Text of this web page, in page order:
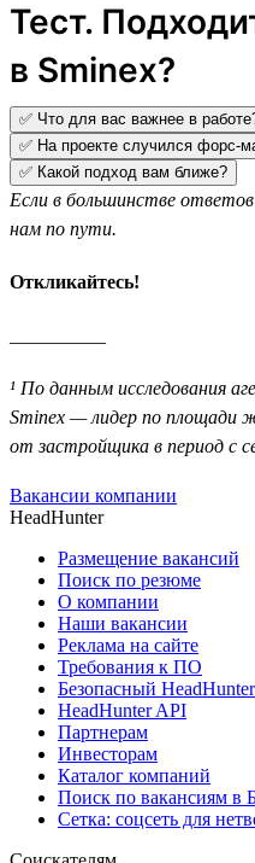
Тест.
в Sminex?
✅ Что для вас важнее в
✅ На проекте случился форс-
✅ Какой подход вам ближе?
Если в большинстве
нам по пути.
Откликайтесь!
¹ По данным исследования
Sminex — лидер по площади
от застройщика в период с
Вакансии компании
HeadHunter
Размещение вакансий
Поиск по резюме
О компании
Наши вакансии
Реклама на сайте
Требования к ПО
Безопасный HeadHunter
HeadHunter API
Партнерам
Инвесторам
Каталог компаний
Поиск по вакансиям в
Сетка: соцсеть для